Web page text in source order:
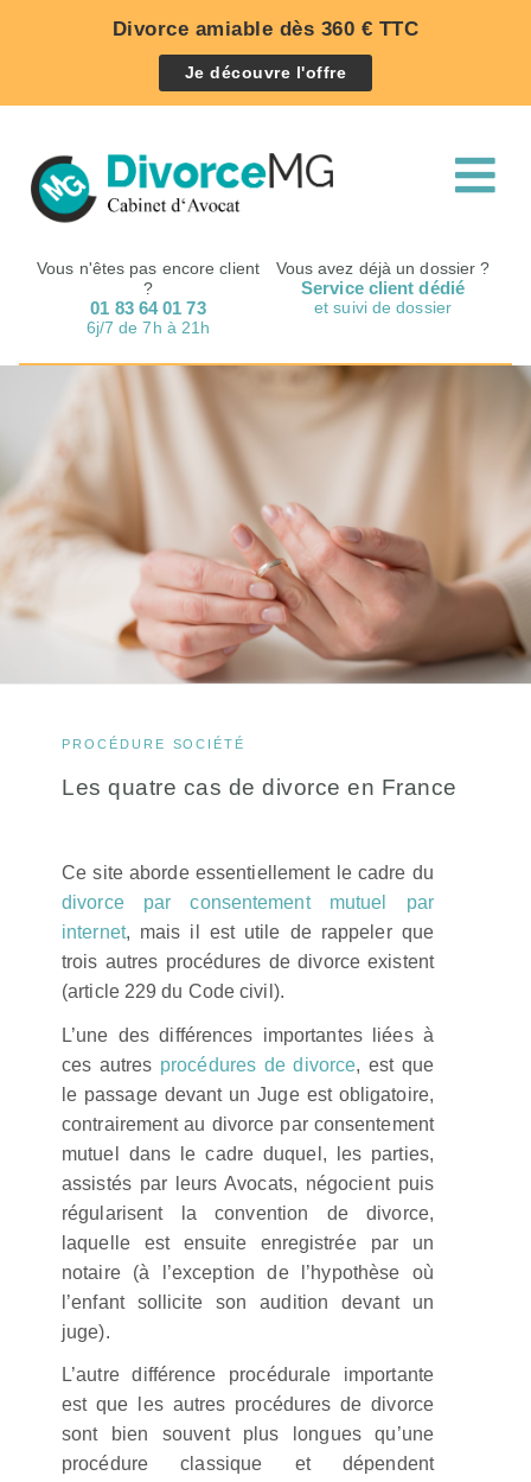
Divorce amiable dès 360 € TTC
Je découvre l'offre
Vous n'êtes pas encore client
?
01 83 64 01 73
6j/7 de 7h à 21h
Vous avez déjà un dossier ?
Service client dédié
et suivi de dossier
PROCÉDURE SOCIÉTÉ
Les quatre cas de divorce en France
Ce site aborde essentiellement le cadre du
divorce par consentement mutuel par
internet, mais il est utile de rappeler que
trois autres procédures de divorce existent
(article 229 du Code civil).
L’une des différences importantes liées à
ces autres procédures de divorce, est que
le passage devant un Juge est obligatoire,
contrairement au divorce par consentement
mutuel dans le cadre duquel, les parties,
assistés par leurs Avocats, négocient puis
régularisent la convention de divorce,
laquelle est ensuite enregistrée par un
notaire (à l’exception de l’hypothèse où
l’enfant sollicite son audition devant un
juge).
L’autre différence procédurale importante
est que les autres procédures de divorce
sont bien souvent plus longues qu’une
procédure classique et dépendent